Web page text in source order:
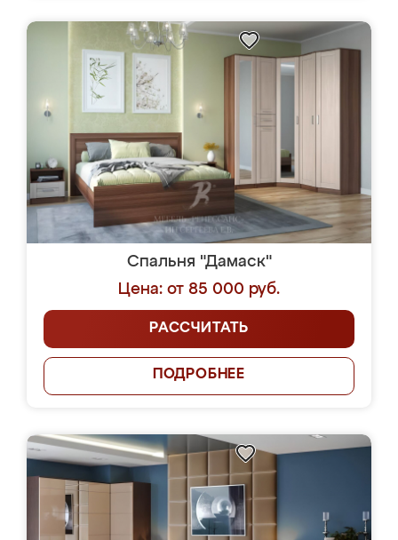
Спальня "Дамаск"
Цена: от 85 000 руб.
РАССЧИТАТЬ
ПОДРОБНЕЕ